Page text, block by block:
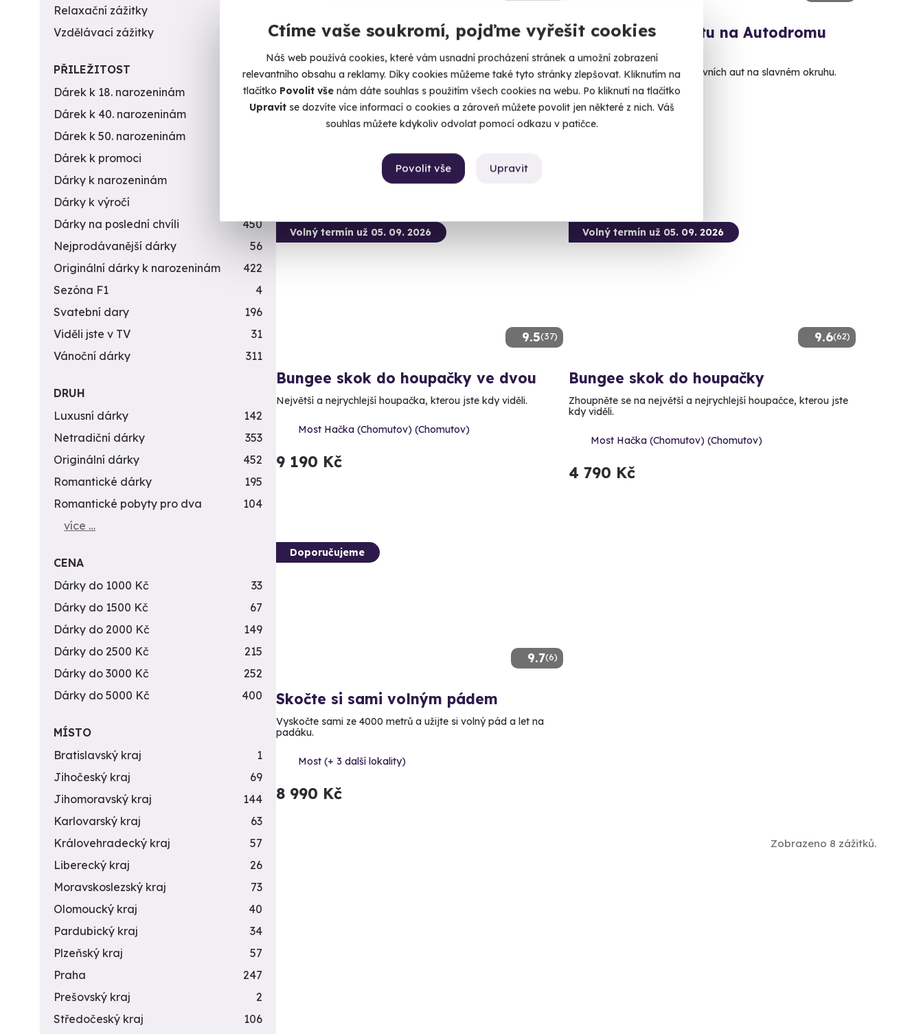
Ctíme vaše soukromí, pojďme vyřešit cookies
Náš web používá cookies, které vám usnadní procházení stránek a umožní zobrazení
relevantního obsahu a reklamy. Díky cookies můžeme také tyto stránky zlepšovat. Kliknutím na
tlačítko Povolit vše nám dáte souhlas s použitím všech cookies na webu. Po kliknutí na tlačítko
Upravitse dozvíte více informací o cookies a zároveň můžete povolit jen některé z nich. Váš
souhlas můžete kdykoliv odvolat pomocí odkazu v patičce.
Upravit
Povolit vše
Bungee jumping z mostu ve dvou
Zažijte stav beztíže ve dvou při skoku na pružném laně.
Most Hačka (Chomutov) (Chomutov)
6 990 Kč
Jízda v supersportu na Autodromu
Most
Vyzkoušejte jedno z 5 sportovních aut na slavném okruhu.
Most
9.5(37)
Volný termín už 05. 09. 2026
Bungee skok do houpačky ve dvou
Největší a nejrychlejší houpačka, kterou jste kdy viděli.
Most Hačka (Chomutov) (Chomutov)
9 190 Kč
9.6(62)
Volný termín už 05. 09. 2026
Bungee skok do houpačky
Zhoupněte se na největší a nejrychlejší houpačce, kterou jste
kdy viděli.
Most Hačka (Chomutov) (Chomutov)
4 790 Kč
9.7(6)
Doporučujeme
Skočte si sami volným pádem
Vyskočte sami ze 4000 metrů a užijte si volný pád a let na
padáku.
Most (+ 3 další lokality)
8 990 Kč
Zobrazeno 8 zážitků.
Relaxační zážitky
Vzdělávací zážitky
PŘILEŽITOST
Dárek k 18. narozeninám
256
Dárek k 40. narozeninám
453
Dárek k 50. narozeninám
Dárek k promoci
Dárky k narozeninám
Dárky k výročí
Dárky na poslední chvíli
450
Nejprodávanější dárky
56
Originální dárky k narozeninám
422
Sezóna F1
4
Svatební dary
196
Viděli jste v TV
31
Vánoční dárky
311
DRUH
Luxusní dárky
142
Netradiční dárky
353
Originální dárky
452
Romantické dárky
195
Romantické pobyty pro dva
104
více …
CENA
Dárky do 1000 Kč
33
Dárky do 1500 Kč
67
Dárky do 2000 Kč
149
Dárky do 2500 Kč
215
Dárky do 3000 Kč
252
Dárky do 5000 Kč
400
MÍSTO
Bratislavský kraj
1
Jihočeský kraj
69
Jihomoravský kraj
144
Karlovarský kraj
63
Královehradecký kraj
57
Liberecký kraj
26
Moravskoslezský kraj
73
Olomoucký kraj
40
Pardubický kraj
34
Plzeňský kraj
57
Praha
247
Prešovský kraj
2
Středočeský kraj
106